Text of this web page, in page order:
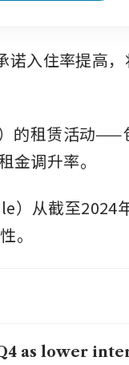
入住率提高
的租赁活动——
调升率。
）从截至2024
。
as lower